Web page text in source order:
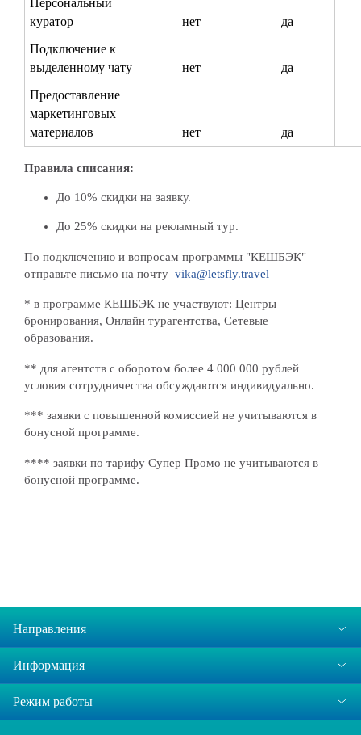
куратор
нет
да
Подключение к
выделенному чату
нет
да
Предоставление
маркетинговых
материалов
нет да
Правила списания:
До 10% скидки на заявку.
До 25% скидки на рекламный тур.
По подключению и вопросам программы "КЕШБЭК"
отправьте письмо на почту vika@letsfly.travel
* в программе КЕШБЭК не участвуют: Центры
бронирования, Онлайн турагентства, Сетевые
образования.
** для агентств с оборотом более 4 000 000 рублей
условия сотрудничества обсуждаются индивидуально.
*** заявки с повышенной комиссией не учитываются в
бонусной программе.
**** заявки по тарифу Супер Промо не учитываются в
бонусной программе.
Направления
Информация
Режим работы